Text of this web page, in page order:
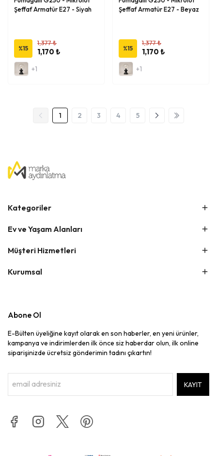
Şeffaf Armatür E27 - Siyah
%15
1,377 ₺
1,170 ₺
+1
Şeffaf Armatür E27 - Beyaz
%15
1,377 ₺
1,170 ₺
+1
1 2 3 4 5
Kategoriler
Ev ve Yaşam Alanları
Müşteri Hizmetleri
Kurumsal
Abone Ol
E-Bülten üyeliğine kayıt olarak en son haberler, en yeni ürünler,
kampanya ve indirimlerden ilk önce siz haberdar olun, ilk online
siparişinizde ücretsiz gönderimin tadını çıkartın!
KAYIT